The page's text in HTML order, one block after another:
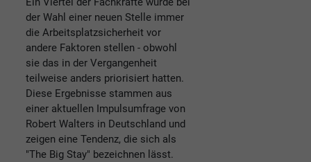
der Wahl einer neuen Stelle immer
die Arbeitsplatzsicherheit vor
andere Faktoren stellen - obwohl
sie das in der Vergangenheit
teilweise anders priorisiert hatten.
Diese Ergebnisse stammen aus
einer aktuellen Impulsumfrage von
Robert Walters in Deutschland und
zeigen eine Tendenz, die sich als
"The Big Stay" bezeichnen lässt.